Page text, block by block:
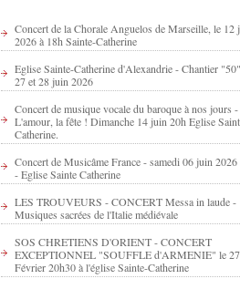
Concert de la Chorale Anguelos de Marseille, le 12
2026 à 18h Sainte-Catherine
Eglise Sainte-Catherine d'Alexandrie - Chantier
27 et 28 juin 2026
Concert de musique vocale du baroque à nos jours
L'amour, la fête ! Dimanche 14 juin 20h Eglise
Catherine.
Concert de Musicâme France - samedi 06 juin 2026
- Eglise Sainte Catherine
LES TROUVEURS - CONCERT Messa in laude -
Musiques sacrées de l'Italie médiévale
SOS CHRETIENS D'ORIENT - CONCERT
EXCEPTIONNEL "SOUFFLE d'ARMENIE" le 27
Février 20h30 à l'église Sainte-Catherine